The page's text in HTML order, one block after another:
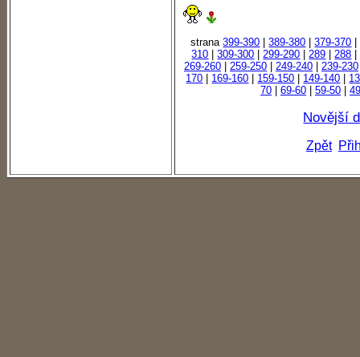
strana399-390 |389-380 |379-370
310 |309-300 |299-290 |289 |288
269-260
259-250 249-240 239-230
170
169-160 159-150 149-140
70
69-60 59-50
Novější
Zpět